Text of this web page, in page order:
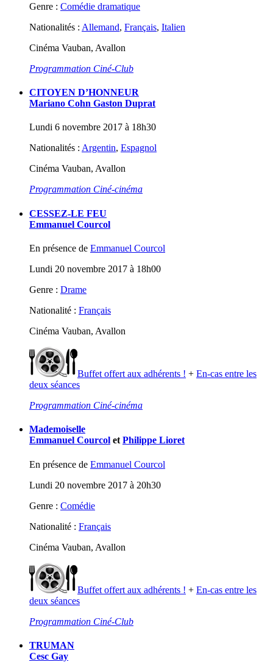
Genre : Comédie dramatique
Nationalités : Allemand, Français, Italien
Cinéma Vauban, Avallon
Programmation Ciné-Club
CITOYEN D’HONNEUR
Mariano Cohn Gaston Duprat
Lundi 6 novembre 2017 à 18h30
Nationalités : Argentin, Espagnol
Cinéma Vauban, Avallon
Programmation Ciné-cinéma
CESSEZ-LE FEU
Emmanuel Courcol
En présence de Emmanuel Courcol
Lundi 20 novembre 2017 à 18h00
Genre : Drame
Nationalité : Français
Cinéma Vauban, Avallon
Buffet offert aux adhérents ! + En-cas entre les
deux séances
Programmation Ciné-cinéma
Mademoiselle
Emmanuel Courcol et Philippe Lioret
En présence de Emmanuel Courcol
Lundi 20 novembre 2017 à 20h30
Genre : Comédie
Nationalité : Français
Cinéma Vauban, Avallon
Buffet offert aux adhérents ! + En-cas entre les
deux séances
Programmation Ciné-Club
TRUMAN
Cesc Gay